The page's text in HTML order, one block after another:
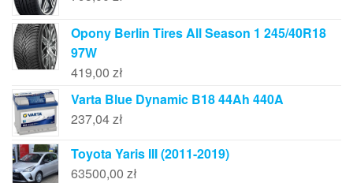
Opony Berlin Tires All Season 1 245/40R18
97W
419,00 zł
Varta Blue Dynamic B18 44Ah 440A
237,04zł
Toyota Yaris III (2011-2019)
63500,00 zł